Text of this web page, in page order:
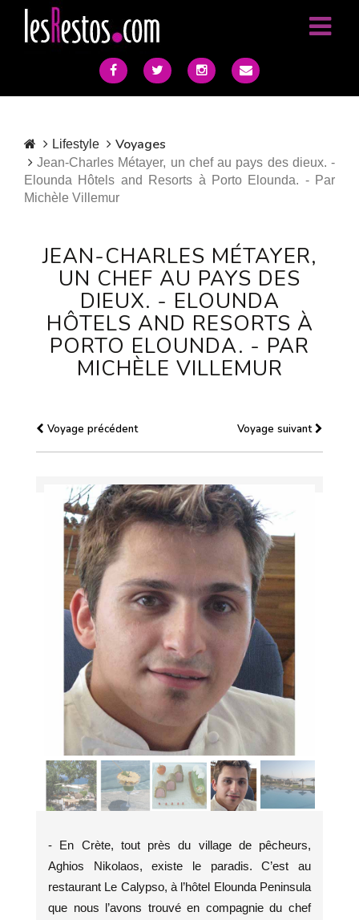
Lifestyle Voyages
Jean-Charles Métayer, un chef au pays des dieux. -
Elounda Hôtels and Resorts à Porto Elounda. - Par
Michèle Villemur
JEAN-CHARLES MÉTAYER,
UN CHEF AU PAYS DES
DIEUX. - ELOUNDA
HÔTELS AND RESORTS À
PORTO ELOUNDA. - PAR
MICHÈLE VILLEMUR
Voyage précédent Voyage suivant
- En Crète, tout près du village de pêcheurs,
Aghios Nikolaos, existe le paradis. C’est au
restaurant Le Calypso, à l’hôtel Elounda Peninsula
que nous l’avons trouvé en compagnie du chef